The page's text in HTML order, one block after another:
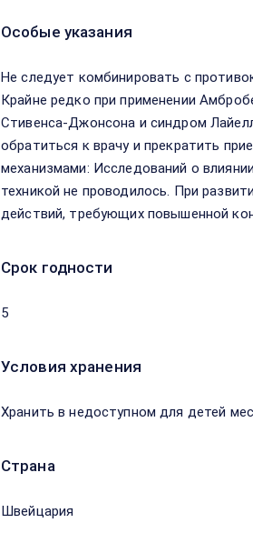
Особые указания
Не следует комбинировать с
Крайне редко при применении
Стивенса-Джонсона и синдром
обратиться к врачу и прекратить
механизмами: Исследований о
техникой не проводилось. При
действий, требующих повышенной
Срок годности
5
Условия хранения
Хранить в недоступном для детей
Страна
Швейцария